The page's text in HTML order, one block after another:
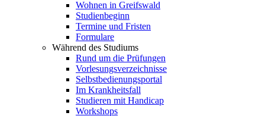
Wohnen in Greifswald
Studienbeginn
Termine und Fristen
Formulare
Während des Studiums
Rund um die Prüfungen
Vorlesungsverzeichnisse
Selbstbedienungsportal
Im Krankheitsfall
Studieren mit Handicap
Workshops